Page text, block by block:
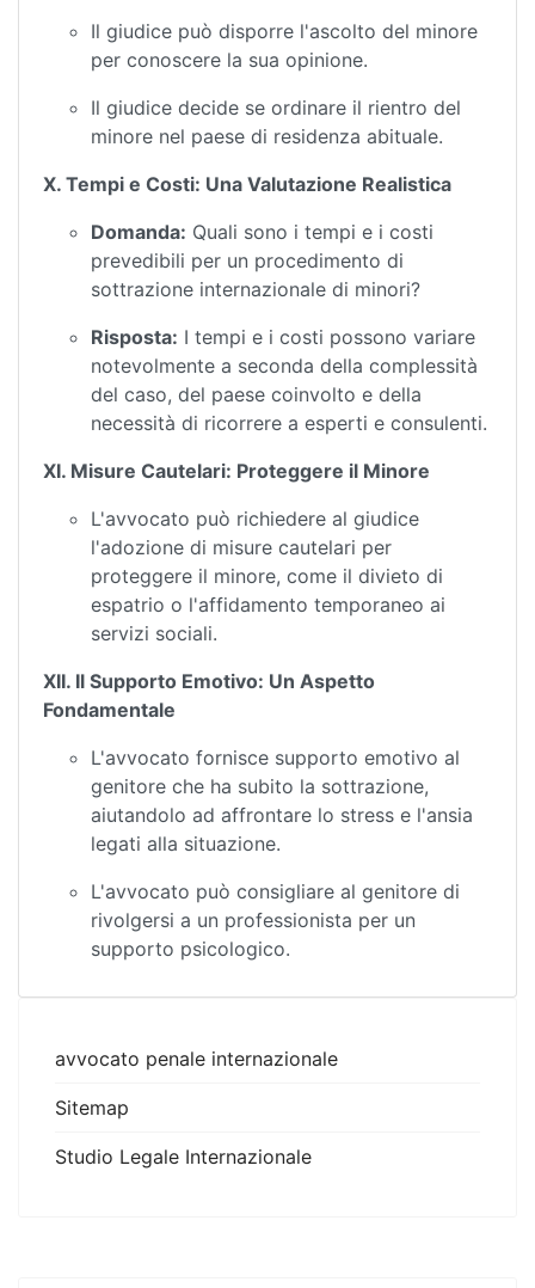
Il giudice può disporre l'ascolto del minore
per conoscere la sua opinione.
Il giudice decide se ordinare il rientro del
minore nel paese di residenza abituale.
X. Tempi e Costi: Una Valutazione Realistica
Domanda: Quali sono i tempi e i costi
prevedibili per un procedimento di
sottrazione internazionale di minori?
Risposta: I tempi e i costi possono variare
notevolmente a seconda della complessità
del caso, del paese coinvolto e della
necessità di ricorrere a esperti e consulenti.
XI. Misure Cautelari: Proteggere il Minore
L'avvocato può richiedere al giudice
l'adozione di misure cautelari per
proteggere il minore, come il divieto di
espatrio o l'affidamento temporaneo ai
servizi sociali.
XII. Il Supporto Emotivo: Un Aspetto
Fondamentale
L'avvocato fornisce supporto emotivo al
genitore che ha subito la sottrazione,
aiutandolo ad affrontare lo stress e l'ansia
legati alla situazione.
L'avvocato può consigliare al genitore di
rivolgersi a un professionista per un
supporto psicologico.
avvocato penale internazionale
Sitemap
Studio Legale Internazionale